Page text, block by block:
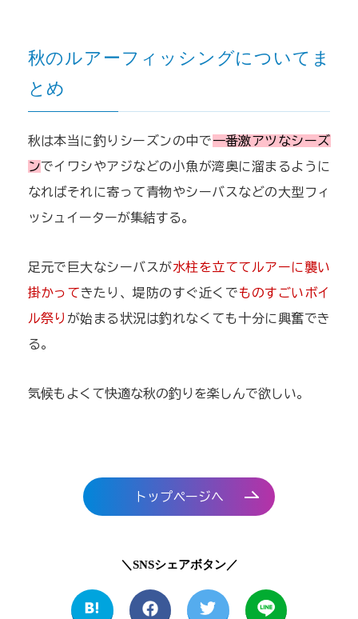
秋のルアーフィッシングについてま
とめ
秋は本当に釣りシーズンの中で一番激アツなシーズ
ンでイワシやアジなどの小魚が湾奥に溜まるように
なればそれに寄って青物やシーバスなどの大型フィ
ッシュイーターが集結する。
足元で巨大なシーバスが水柱を立ててルアーに襲い
掛かってきたり、堤防のすぐ近くでものすごいボイ
ル祭り が始まる状況は釣れなくても十分に興奮でき
る。
気候もよくて快適な秋の釣りを楽しんで欲しい。
トップページへ
＼SNSシェアボタン／